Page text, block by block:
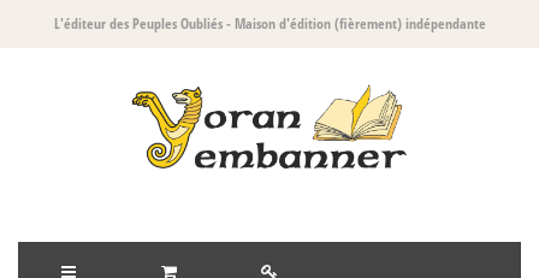
L'éditeur des Peuples Oubliés- Maison d'édition (fièrement) indépendante